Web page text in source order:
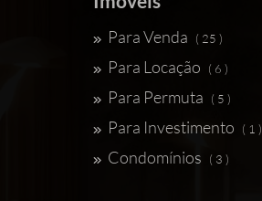
Para Venda ( 25 )
Para Locação ( 6 )
Para Permuta ( 5 )
Para Investimento ( 1 )
Condomínios ( 3 )